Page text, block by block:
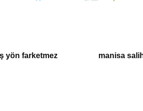
yön farketmez
manisa